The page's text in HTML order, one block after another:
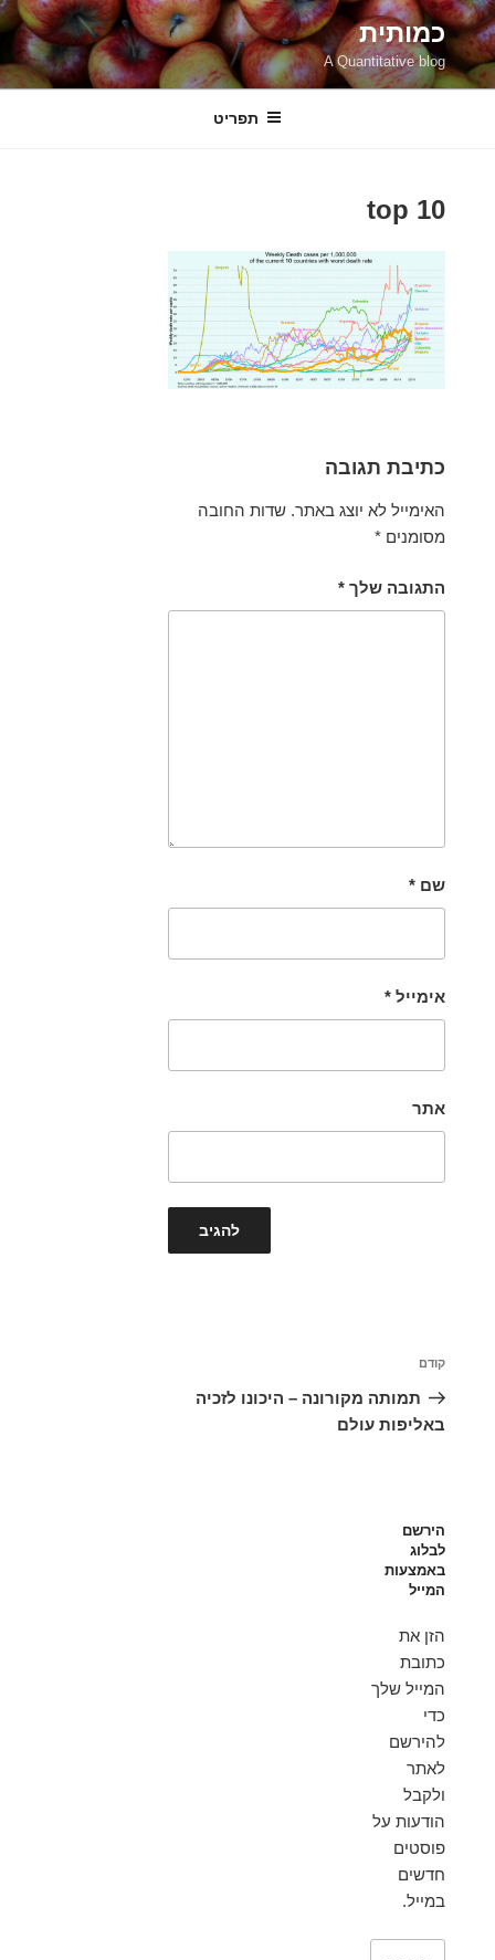
דילוג
לתוכן
כמותית
A Quantitative blog
תפריט
top 10
כתיבת תגובה
האימייל לא יוצג באתר. שדות החובה
מסומנים *
התגובה שלך *
שם *
אימייל *
אתר
הפוסט
הקודם
קודם
תמותה מקורונה – היכונו לזכיה
באליפות עולם
הירשם
לבלוג
באמצעות
המייל
הזן את
כתובת
המייל שלך
כדי
להירשם
לאתר
ולקבל
הודעות על
פוסטים
חדשים
במייל.